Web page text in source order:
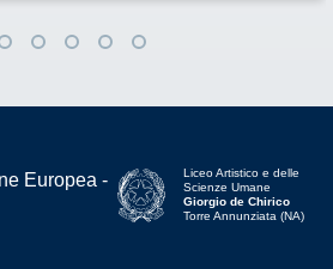
Liceo Artistico e delle
Scienze Umane
Giorgio de Chirico
Torre Annunziata (NA)